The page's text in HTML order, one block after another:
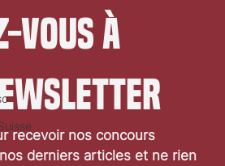
2026: Wild at Heart
vous à
recevoir nos concours
derniers articles et ne rien